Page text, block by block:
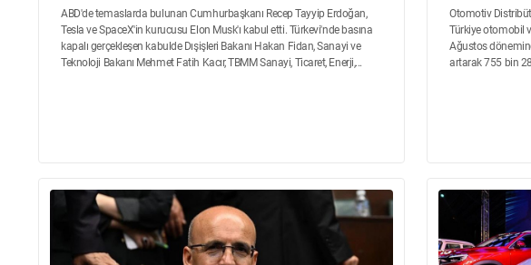
ABD'de temaslarda bulunan Cumhurbaşkanı Recep Tayyip Erdoğan,
Tesla ve SpaceX'in kurucusu Elon Musk'ı kabul etti. Türkevi'nde basına
kapalı gerçekleşen kabulde Dışişleri Bakanı Hakan Fidan, Sanayi ve
Teknoloji Bakanı Mehmet Fatih Kacır, TBMM Sanayi, Ticaret, Enerji,...
Otomotiv
Türkiye otomobil
Ağustos
artarak 755 bin